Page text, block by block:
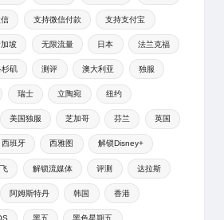
支持微信付款 支持支付宝
坡 无限流量 日本 法兰克福
杉矶 测评 澳大利亚 独服
瑞士 立陶宛 纽约
美国独服 芝加哥 芬兰 英国
西班牙 西雅图 解锁Disney+
解锁流媒体 评测 达拉斯
阿姆斯特丹 韩国 香港
黑五 黑色星期五